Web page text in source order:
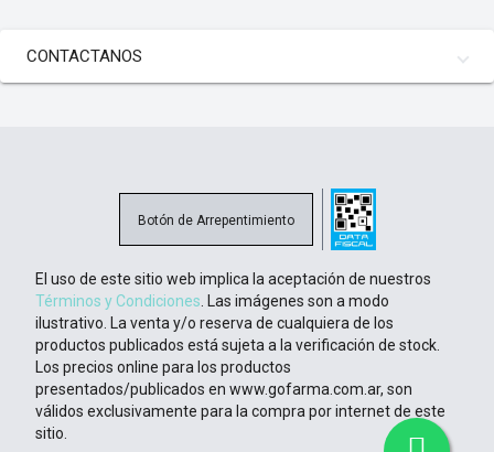
CONTACTANOS
Botón de Arrepentimiento
El uso de este sitio web implica la aceptación de nuestros
Términos y Condiciones. Las imágenes son a modo
ilustrativo. La venta y/o reserva de cualquiera de los
productos publicados está sujeta a la verificación de stock.
Los precios online para los productos
presentados/publicados en www.gofarma.com.ar, son
válidos exclusivamente para la compra por internet de este
sitio.